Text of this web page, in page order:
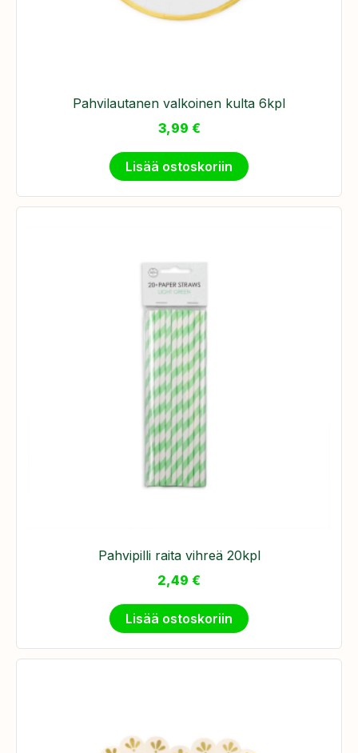
Pahvilautanen valkoinen kulta 6kpl
3,99 €
Lisää ostoskoriin
Pahvipilli raita vihreä 20kpl
2,49 €
Lisää ostoskoriin